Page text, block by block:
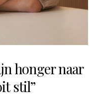
honger naar
stil”